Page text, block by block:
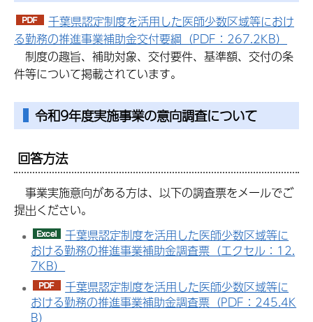
千葉県認定制度を活用した医師少数区域等におけ
る勤務の推進事業補助金交付要綱（PDF：267.2KB）
制度の趣旨、補助対象、交付要件、基準額、交付の条
件等について掲載されています。
令和9年度実施事業の意向調査について
回答方法
事業実施意向がある方は、以下の調査票をメールでご
提出ください。
千葉県認定制度を活用した医師少数区域等に
おける勤務の推進事業補助金調査票（エクセル：12.
7KB）
千葉県認定制度を活用した医師少数区域等に
おける勤務の推進事業補助金調査票（PDF：245.4K
B）